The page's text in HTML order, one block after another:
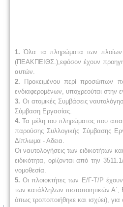
1.Όλα τα πληρώματα των πλοίων
(ΠΕΑΚΠΕΙΘΣ.),εφόσον έχουν
αυτών.
2. Προκειμένου περί προσώπων
ενδιαφερομένων, υποχρεούται στην
3. Οι ατομικές Συμβάσεις
Σύμβαση Εργασίας.
4.Τα μέλη του πληρώματος που
παρούσης Συλλογικής Σύμβασης
Δίπλωμα - Αδεια.
Οι ναυτολογήσεις των ειδικοτήτων
ειδικότητα, ορίζονται από την
νομοθεσία.
5. Οι πλοιοκτήτες των Ε/Γ-Τ/Ρ
των κατάλληλων πιστοποιητικών
όπως τροποποιήθηκε και ισχύει),